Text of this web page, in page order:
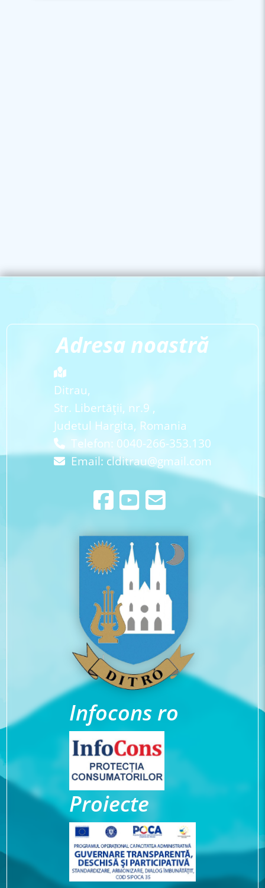
Adresa noastră
Ditrau,
Str. Libertăţii, nr.9 ,
Judetul Hargita, Romania
Telefon: 0040-266-353.130
Email:clditrau@gmail.com
Infocons ro
Proiecte